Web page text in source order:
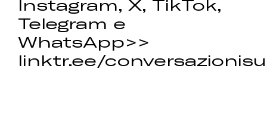
Instagram, X, TikTok,
Telegram e
WhatsApp>>
linktr.ee/